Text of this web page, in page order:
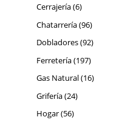
Cerrajería 66
productos
Chatarrería 9696
productos
Dobladores 9292
Ferretería 197197
productos
Gas Natural 1616
Grifería 2424
Hogar 5656